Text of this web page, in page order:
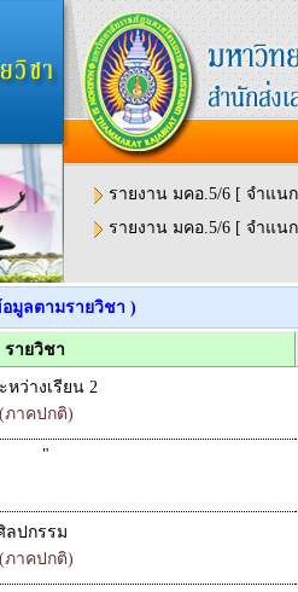
รายงาน มคอ.5/6 [ จำแ
รายงาน มคอ.5/6 [ จำแ
มูลตามรายวิชา )
รายวิชา
ว่างเรียน 2
าคปกติ)
"
ปกรรม
าคปกติ)